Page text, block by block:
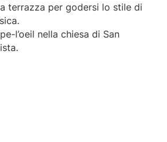
terrazza per godersi lo stile di
l’oeil nella chiesa di San